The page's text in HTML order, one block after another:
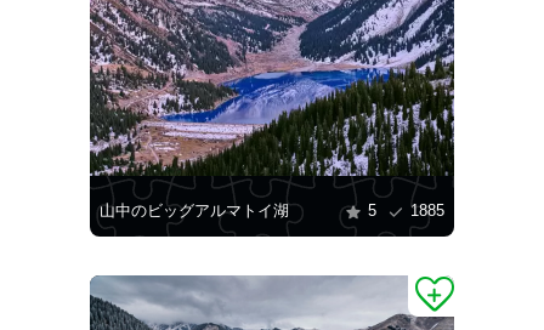
山中のビッグアルマトイ湖 5 1885